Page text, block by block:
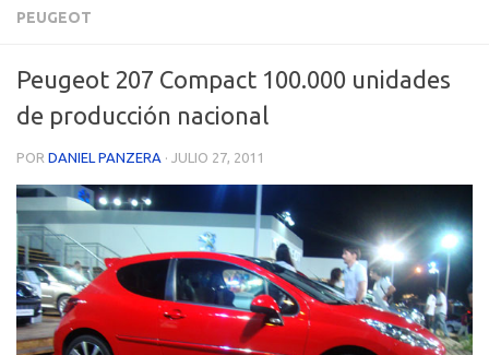
PEUGEOT
Peugeot 207 Compact 100.000 unidades
de producción nacional
POR DANIEL PANZERA · JULIO 27, 2011